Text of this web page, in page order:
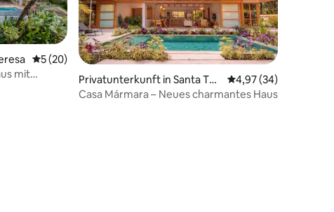
28 Bewertungen
Durchschnittliche Bewertung: 5 von 5, 20 Bewertungen
5 (20)
mit
Privatunterkunft in Santa Ter
esa
Durchschnittliche
4,97 (34)
Casa Mármara – Neues charmantes Haus